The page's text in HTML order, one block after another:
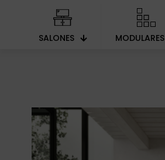
SALONES MODULARES